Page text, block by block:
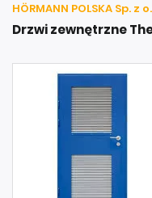
HÖRMANN POLSKA Sp. z
Drzwi zewnętrzne